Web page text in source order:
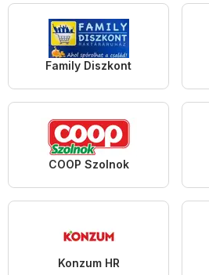
Family Diszkont
COOP Szolnok
Konzum HR